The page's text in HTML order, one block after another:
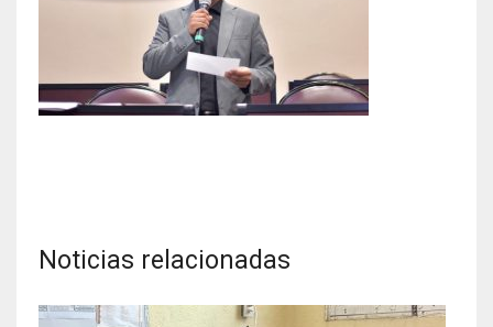
Noticias relacionadas